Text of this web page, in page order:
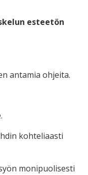
esteetön
antamia ohjeita.
kohteliaasti
monipuolisesti